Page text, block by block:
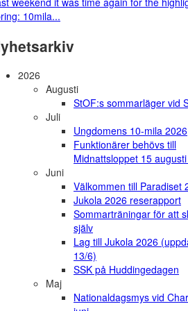
10mila...
2026
Augusti
StOF:s sommarläger vid
Juli
Ungdomens 10-mila 2026
Funktionärer behövs till
Midnattsloppet 15
Juni
Välkommen till Paradiset
Jukola 2026 reserapport
Sommarträningar för att
själv
Lag till Jukola 2026
13/6)
SSK på Huddingedagen
Maj
Nationaldagsmys vid